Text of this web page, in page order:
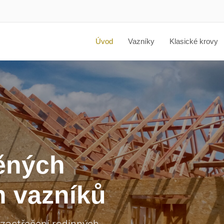
Úvod Vazníky Klasické krovy
vazníků